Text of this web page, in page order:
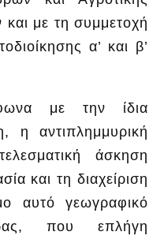
με τη συμμετοχή
α’ και β’
με την ίδια
η αντιπλημμυρική
άσκηση
και τη διαχείριση
αυτό γεωγραφικό
που επλήγη